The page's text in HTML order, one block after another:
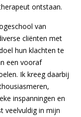
ontstaan.
van
cliënten met
hun klachten te
een vooraf
Ik kreeg daarbij
inspanningen en
veelvuldig in mijn